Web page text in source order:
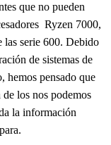
que no pueden
Ryzen 7000,
las serie 600. Debido
de sistemas de
hemos pensado que
los nos podemos
la información